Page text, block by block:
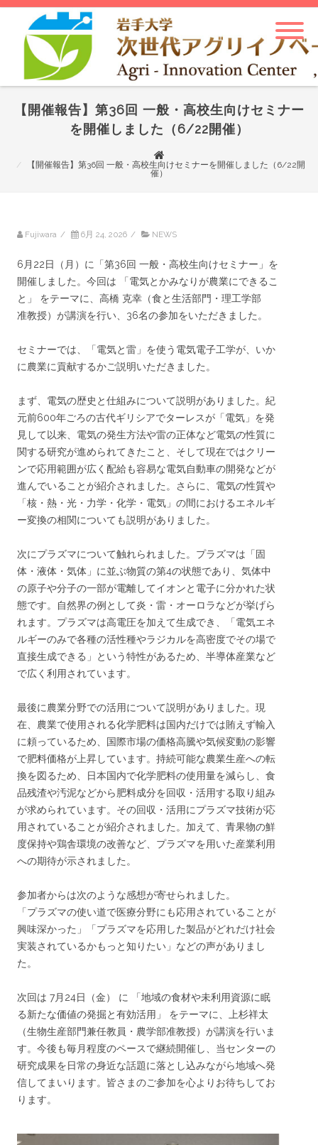
【開催報告】第36回 一般・高校生向けセミナー
を開催しました（6/22開催）
【開催報告】第36回 一般・高校生向けセミナーを開催しました（6/22開
催）
Fujiwara / 6月 24, 2026 / NEWS
6月22日（月）に「第36回 一般・高校生向けセミナー」を
開催しました。今回は 「電気とかみなりが農業にできるこ
と」 をテーマに、高橋 克幸（食と生活部門・理工学部
准教授）が講演を行い、36名の参加をいただきました。
セミナーでは、「電気と雷」を使う電気電子工学が、いか
に農業に貢献するかご説明いただきました。
まず、電気の歴史と仕組みについて説明がありました。紀
元前600年ごろの古代ギリシアでターレスが「電気」を発
見して以来、電気の発生方法や雷の正体など電気の性質に
関する研究が進められてきたこと、そして現在ではクリー
ンで応用範囲が広く配給も容易な電気自動車の開発などが
進んでいることが紹介されました。さらに、電気の性質や
「核・熱・光・力学・化学・電気」の間におけるエネルギ
ー変換の相関についても説明がありました。
次にプラズマについて触れられました。プラズマは「固
体・液体・気体」に並ぶ物質の第4の状態であり、気体中
の原子や分子の一部が電離してイオンと電子に分かれた状
態です。自然界の例として炎・雷・オーロラなどが挙げら
れます。プラズマは高電圧を加えて生成でき、「電気エネ
ルギーのみで各種の活性種やラジカルを高密度でその場で
直接生成できる」という特性があるため、半導体産業など
で広く利用されています。
最後に農業分野での活用について説明がありました。現
在、農業で使用される化学肥料は国内だけでは賄えず輸入
に頼っているため、国際市場の価格高騰や気候変動の影響
で肥料価格が上昇しています。持続可能な農業生産への転
換を図るため、日本国内で化学肥料の使用量を減らし、食
品残渣や汚泥などから肥料成分を回収・活用する取り組み
が求められています。その回収・活用にプラズマ技術が応
用されていることが紹介されました。加えて、青果物の鮮
度保持や鶏舎環境の改善など、プラズマを用いた産業利用
への期待が示されました。
参加者からは次のような感想が寄せられました。
「プラズマの使い道で医療分野にも応用されていることが
興味深かった」「プラズマを応用した製品がどれだけ社会
実装されているかもっと知りたい」などの声がありまし
た。
次回は 7月24日（金） に 「地域の食材や未利用資源に眠
る新たな価値の発掘と有効活用」 をテーマに、上杉祥太
（生物生産部門兼任教員・農学部准教授）が講演を行いま
す。今後も毎月程度のペースで継続開催し、当センターの
研究成果を日常の身近な話題に落とし込みながら地域へ発
信してまいります。皆さまのご参加を心よりお待ちしてお
ります。